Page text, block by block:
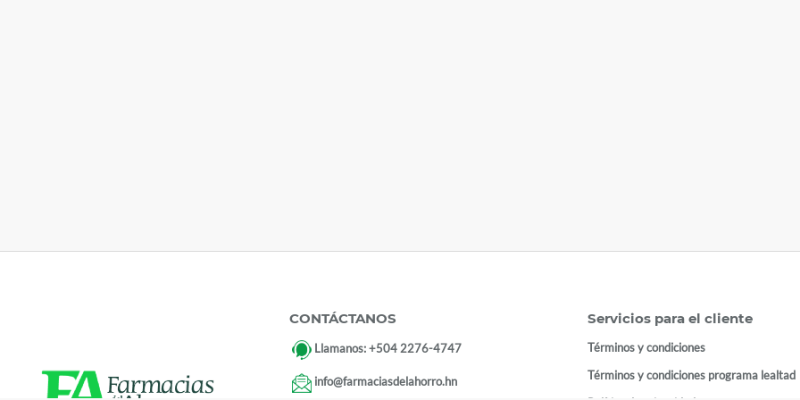
CONTÁCTANOS
Llamanos:+504 2276-4747
info@farmaciasdelahorro.hn
Servicios para el cliente
Términos y condiciones
Términos y condiciones programa lealtad